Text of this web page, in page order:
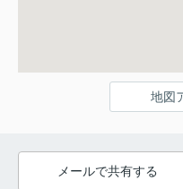
地図
メールで共有する